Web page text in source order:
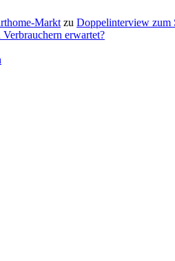
Markt zu Doppelinterview zum
erwartet?